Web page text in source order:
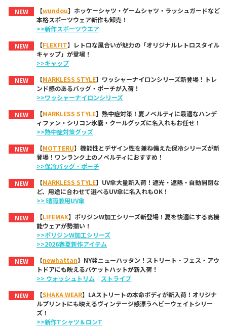
NEW 【wundou】ホッケーシャツ・ゲームシャツ・ラッシュガードなど
本格スポーツウェア新作も卸売！
>>新作スポーツウエア
NEW
【FLEXFIT】レトロな風合いが魅力の「オリジナルレトロスタイル
キャップ」が登場！
>>キャップ
NEW
【MARKLESS STYLE】ワッシャーナイロンシリーズ新登場！トレ
ンド感のあるバッグ・ポーチが入荷！
>>ワッシャーナイロンシリーズ
NEW
【MARKLESS STYLE】熱中症対策！夏ノベルティに最適なハンデ
ィファン・シリコン氷嚢・クールグッズに名入れもお任せ！
>>熱中症対策グッズ
NEW
【MOTTERU】機能性とデザイン性を兼ね備えた保冷シリーズが新
登場！ワンランク上のノベルティにおすすめ！
>>保冷バッグ・ポーチ
NEW
【MARKLESS STYLE】UV傘大量新入荷！遮光・遮熱・自動開閉な
ど、用途に合わせて選べるUV傘に名入れもOK！
>> 晴雨兼用UV傘
NEW
【LIFEMAX】ポリジンW加工シリーズ新登場！夏を快適にする高機
能ウェアが勢揃い！
>>ポリジンW加工シリーズ
>>2026春夏新作アイテム
NEW
【newhattan】NY発ニューハッタン！ストリート・フェス・アウ
トドアにも映えるバケットハットが新入荷！
>> ウォッシュトリム ｜ ストライプ
NEW
【SHAKA WEAR】LAストリートの本命ボディが新入荷！オリジナ
ルプリントにも映えるヴィンテージ感漂うヘビーウェイトシリー
ズ！
>>新作Tシャツ＆ロンT